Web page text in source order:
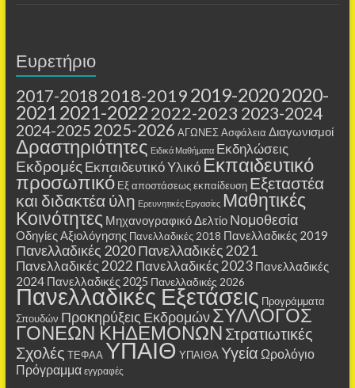
Ευρετήριο
2017-2018 2018-20192019-20202020-
20212021-20222022-2023 2023-2024
2024-2025 2025-2026 ΑΓΩΝΕΣ Ασφάλεια Διαγωνισμοί
Δραστηριότητες Ειδικά Μαθήματα Εκδηλώσεις
Εκδρομές Εκπαιδευτικό Υλικό Εκπαιδευτικό
προσωπικό Εξ αποστάσεως εκπαίδευση Εξεταστέα
και διδακτέα ύλη Ερευνητικές Εργασίες Μαθητικές
Κοινότητες Μηχανογραφικό Δελτίο Νομοθεσία
Οδηγίες Αξιολόγησης Πανελλαδικές 2018 Πανελλαδικές 2019
Πανελλαδικές 2020 Πανελλαδικές 2021
Πανελλαδικές 2022 Πανελλαδικές 2023 Πανελλαδικές
2024 Πανελλαδικές 2025 Πανελλαδικές 2026
Πανελλαδικές Εξετάσεις Προγράμματα
Σπουδών Προκηρύξεις ΕκδρομώνΣΥΛΛΟΓΟΣ
ΓΟΝΕΩΝ ΚΗΔΕΜΟΝΩΝ Στρατιωτικές
Σχολές ΤΕΦΑΑ ΥΠΑΙΘ ΥΠΑΙΘΑ Υγεία Ωρολόγιο
Πρόγραμμα εγγραφές